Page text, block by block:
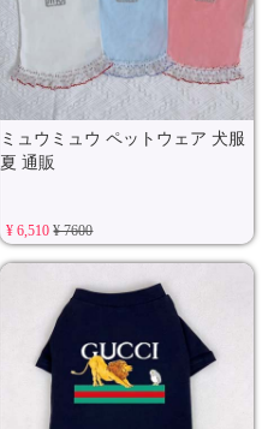
ミュウミュウ ペットウェア 犬服
夏 通販
¥ 6,510¥ 7600